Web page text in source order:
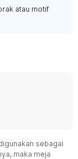
atau motif
sebagai
maka meja